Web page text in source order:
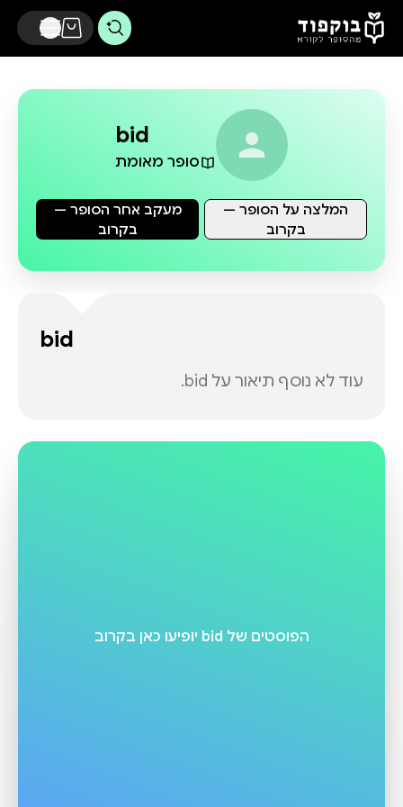
דלג לתוכן הראשי
bid
סופר מאומת
מעקב אחר הסופר —
בקרוב
המלצה על הסופר —
בקרוב
bid
עוד לא נוסף תיאור על bid
.
הפוסטים של bid יופיעו כאן בקרוב